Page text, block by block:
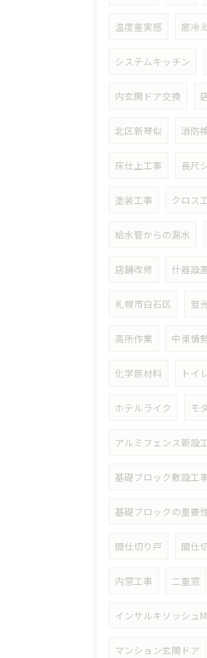
温度差実感 底冷
システムキッチン
内玄関ドア交換
北区新琴似 消防
床仕上工事 長尺
塗装工事 クロス
給水管からの漏水
店舗改修 什器設
札幌市白石区 蛍
高所作業 中東情
化学原材料 トイ
ホテルライク モ
アルミフェンス新設
基礎ブロック敷設工
基礎ブロックの重要
間仕切り戸 間仕
内窓工事 二重窓
インサルキソッシュ
マンション玄関ドア